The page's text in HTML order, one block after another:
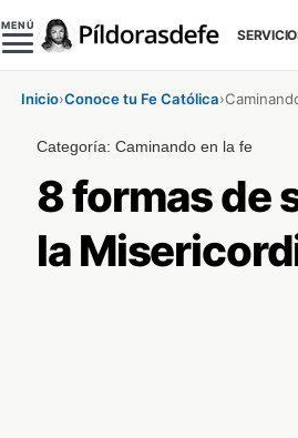
MENÚ
Inicio›Conoce tu Fe Católica›
Categoría:Caminando en la fe
8 formas de
la